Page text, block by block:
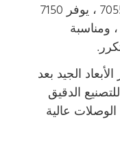
عمر التعب الطويل: مقارنة ب 7055 ، يوفر 7150
ومناسبة
الجيد بعد
الدقيق
عالية